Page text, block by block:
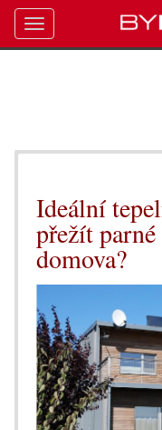
Ideální
přežít
domova?
Toggle
navigation